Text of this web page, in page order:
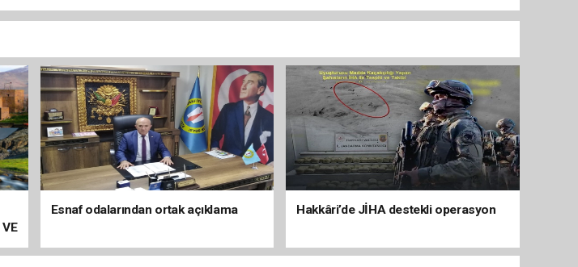
Esnaf odalarından ortak açıklama Hakkâri’de JİHA destekli operasyon